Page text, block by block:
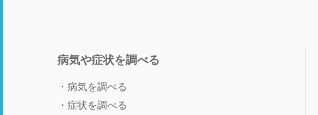
病気や症状を調べる
病気を調べる
症状を調べる